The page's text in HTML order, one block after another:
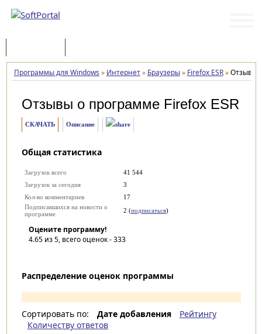
Программы для Windows » Интернет» Браузеры» Firefox ESR»Отзывы
Отзывы о программе Firefox ESR
СКАЧАТЬ Описание
Общая статистика
Загрузок всего
41 544
Загрузок за сегодня
3
Кол-во комментариев
17
Подписавшихся на новости о
программе
2 (подписаться)
Оцените программу!
4.65из 5, всего оценок -333
Распределение оценок программы
Сортировать по: Дате добавления
Рейтингу
Количеству ответов